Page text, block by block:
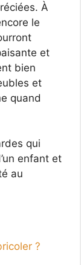
À
le
et
bien
et
quand
qui
enfant et
au
?